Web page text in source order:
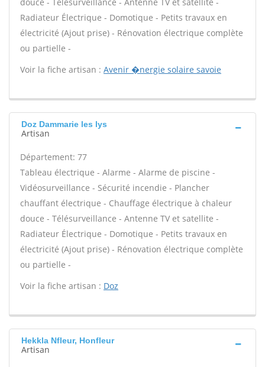
Radiateur Électrique - Domotique - Petits travaux en
électricité (Ajout prise) - Rénovation électrique complète
ou partielle -
Voir la fiche artisan : Avenir �nergie solaire savoie
Doz Dammarie les lys
Artisan
Département: 77
Tableau électrique - Alarme - Alarme de piscine -
Vidéosurveillance - Sécurité incendie - Plancher
chauffant électrique - Chauffage électrique à chaleur
douce - Télésurveillance - Antenne TV et satellite -
Radiateur Électrique - Domotique - Petits travaux en
électricité (Ajout prise) - Rénovation électrique complète
ou partielle -
Voir la fiche artisan : Doz
Hekkla Nfleur, Honfleur
Artisan